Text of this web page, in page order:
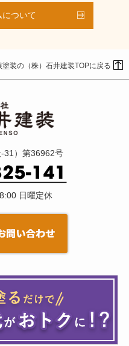
について
装の（株）石井建装TOPに戻る
31）第36962号
日曜定休